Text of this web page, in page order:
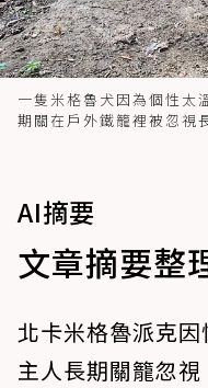
一隻米格魯犬因為個性太
期關在戶外鐵籠裡被忽視
AI摘要
文章摘要整
北卡米格魯派克
主人長期關籠忽